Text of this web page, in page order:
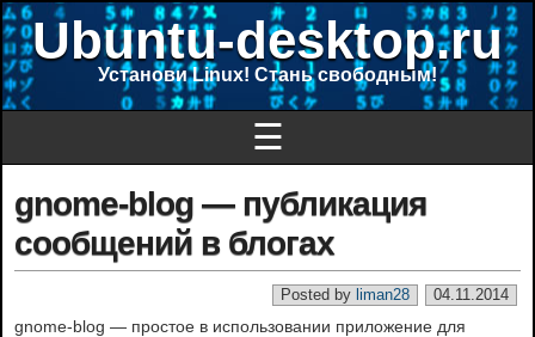
Ubuntu-desktop.ru
Установи Linux! Стань свободным!
☰
gnome-blog — публикация
сообщений в блогах
04.11.2014
Posted by liman28
gnome-blog — простое в использовании приложение для